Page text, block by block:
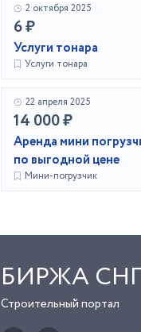
2 октября 2025
6 ₽
Услуги тонара
Услуги тонара
22 апреля 2025
14 000 ₽
Аренда мини
по выгодной цене
Мини-погрузчик
БИРЖА СНГ
Строительный портал